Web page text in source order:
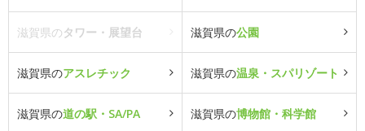
滋賀県のタワー・展望台 滋賀県の公園
滋賀県のアスレチック 滋賀県の温泉・スパリゾート
滋賀県の道の駅・SA/PA 滋賀県の博物館・科学館